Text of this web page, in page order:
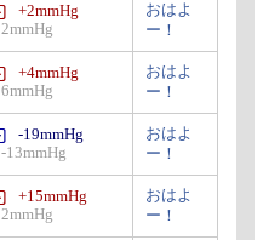
+2mmHg
2mmHg
おはよ
ー！
+4mmHg
6mmHg
おはよ
ー！
-19mmHg
-13mmHg
おはよ
ー！
+15mmHg
2mmHg
おはよ
ー！